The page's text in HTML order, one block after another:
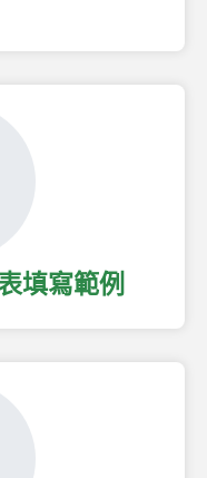
填寫範例